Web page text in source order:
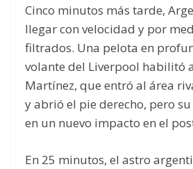
Cinco minutos más tarde,
llegar con velocidad y por
filtrados. Una pelota en
volante del Liverpool habilitó
Martínez, que entró al área
y abrió el pie derecho, pero
en un nuevo impacto en el
En 25 minutos, el astro